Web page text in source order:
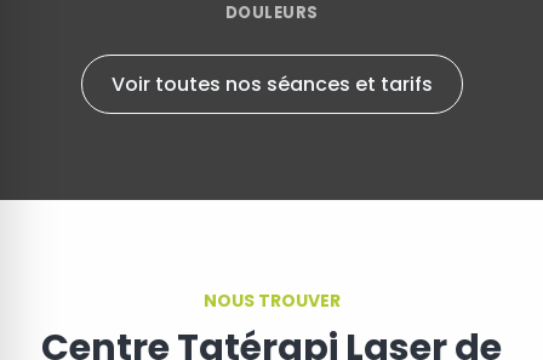
DOULEURS
Voir toutes nos séances et tarifs
NOUS TROUVER
Centre Tatérapi Laser de